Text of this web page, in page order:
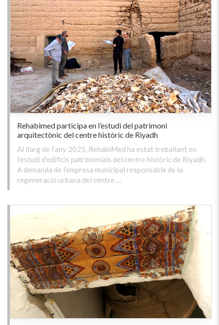
Rehabimed participa en l’estudi del patrimoni
arquitectònic del centre històric de Riyadh
Al llarg de l’any 2025, RehabiMed ha estat treballant en
l’estudi d’edificis patrimonials del centre històric de Riyadh.
A demanda de l’empresa municipal responsable de la
regeneració urbana del centre …